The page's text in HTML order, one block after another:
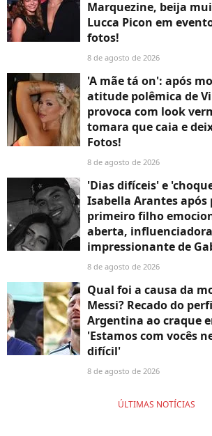
Marquezine, beija
Lucca Picon em
fotos!
8 de agosto de 2026
'A mãe tá on': após
atitude polêmica de
provoca com look
tomara que caia e
Fotos!
8 de agosto de 2026
'Dias difíceis' e
Isabella Arantes após
primeiro filho
aberta,
impressionante de
8 de agosto de 2026
Qual foi a causa da
Messi? Recado do
Argentina ao craque
'Estamos com vocês
difícil'
8 de agosto de 2026
ÚLTIMAS NOTÍCIAS